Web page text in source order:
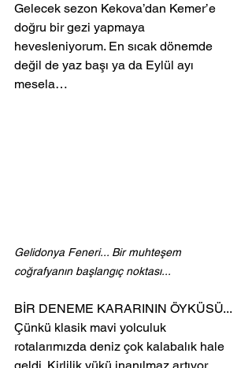
Gelecek sezon Kekova’dan Kemer’e
doğru bir gezi yapmaya
hevesleniyorum. En sıcak dönemde
değil de yaz başı ya da Eylül ayı
mesela…
Gelidonya Feneri... Bir muhteşem
coğrafyanın başlangıç noktası...
BİR DENEME KARARININ ÖYKÜSÜ...
Çünkü klasik mavi yolculuk
rotalarımızda deniz çok kalabalık hale